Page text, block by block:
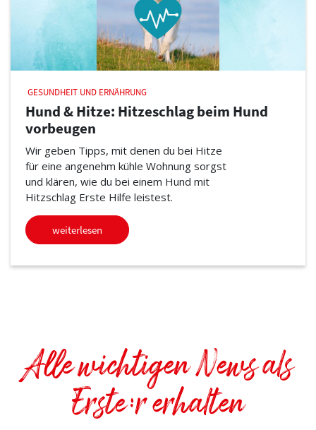
GESUNDHEIT UND ERNÄHRUNG
Hund & Hitze: Hitzeschlag beim Hund
vorbeugen
Wir geben Tipps, mit denen du bei Hitze
für eine angenehm kühle Wohnung sorgst
und klären, wie du bei einem Hund mit
Hitzschlag Erste Hilfe leistest.
weiterlesen
Alle wichtigen News als
Erste:r erhalten